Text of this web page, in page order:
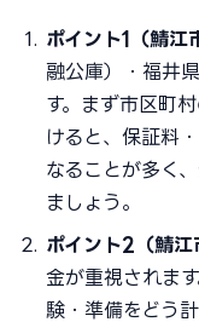
ポイント1（鯖江
融公庫）・福井
す。まず市区町
けると、保証料
なることが多く
ましょう。
ポイント2（鯖江
金が重視されま
験・準備をどう